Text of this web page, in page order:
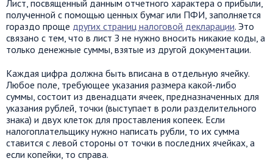
Лист, посвященный данным отчетного характера о прибыли,
полученной с помощью ценных бумаг или ПФИ, заполняется
гораздо проще других страниц налоговой декларации. Это
связано с тем, что в лист З не нужно вносить никакие коды, а
только денежные суммы, взятые из другой документации.
Каждая цифра должна быть вписана в отдельную ячейку.
Любое поле, требующее указания размера какой-либо
суммы, состоит из двенадцати ячеек, предназначенных для
указания рублей, точки (выступает в роли разделительного
знака) и двух клеток для проставления копеек. Если
налогоплательщику нужно написать рубли, то их сумма
ставится с левой стороны от точки в последних ячейках, а
если копейки, то справа.